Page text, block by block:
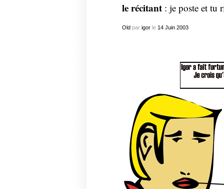
le récitant: je poste et tu
Oldpar igorle 14 Juin 2003